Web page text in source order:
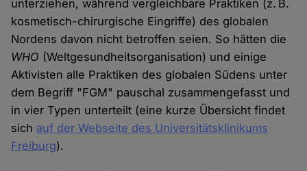
unterziehen, während vergleichbare Praktiken (z. B.
kosmetisch-chirurgische Eingriffe) des globalen
Nordens davon nicht betroffen seien. So hätten die
WHO (Weltgesundheitsorganisation) und einige
Aktivisten alle Praktiken des globalen Südens unter
dem Begriff "FGM" pauschal zusammengefasst und
in vier Typen unterteilt (eine kurze Übersicht findet
sich auf der Webseite des Universitätsklinikums
Freiburg).